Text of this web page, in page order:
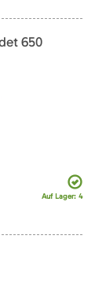
650
Auf Lager: 4